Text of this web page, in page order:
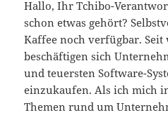
Hallo, Ihr Tchibo-
schon etwas gehört?
Kaffee noch verfügbar. Seit
beschäftigen sich
und teuersten Software-
einzukaufen. Als ich mich
Themen rund um